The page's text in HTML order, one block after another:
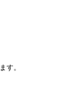
す。